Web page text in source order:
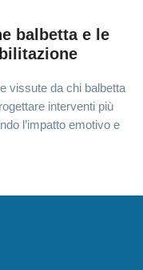
balbetta e le
vissute da chi balbetta
interventi più
l’impatto emotivo e